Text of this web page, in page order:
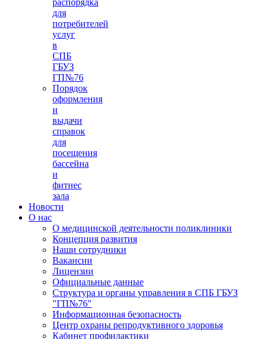
распорядка
для
потребителей
услуг
в
СПБ
ГБУЗ
ГП№76
Порядок
оформления
и
выдачи
справок
для
посещения
бассейна
и
фитнес
зала
Новости
О нас
О медицинской деятельности поликлиники
Концепция развития
Наши сотрудники
Вакансии
Лицензии
Официальные данные
Структура и органы управления в СПБ ГБУЗ
"ГП№76"
Информационная безопасность
Центр охраны репродуктивного здоровья
Кабинет профилактики